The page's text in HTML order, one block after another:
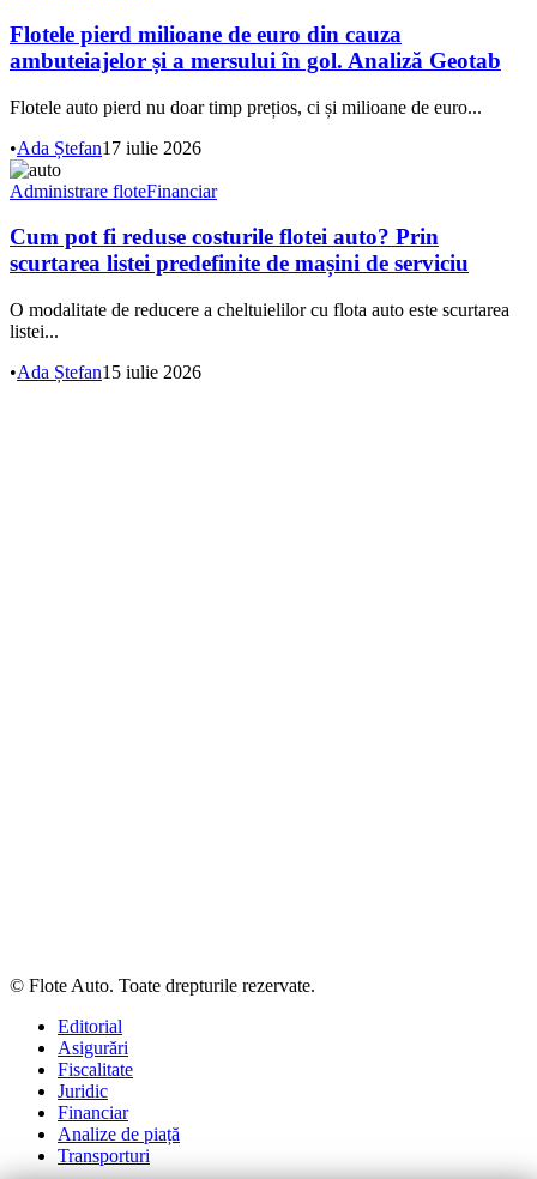
Flotele pierd milioane de euro din cauza
ambuteiajelor și a mersului în gol. Analiză Geotab
Flotele auto pierd nu doar timp prețios, ci și milioane de euro...
•Ada Ștefan17 iulie 2026
Administrare floteFinanciar
Cum pot fi reduse costurile flotei auto? Prin
scurtarea listei predefinite de mașini de serviciu
O modalitate de reducere a cheltuielilor cu flota auto este scurtarea
listei...
•Ada Ștefan15 iulie 2026
© Flote Auto. Toate drepturile rezervate.
Editorial
Asigurări
Fiscalitate
Juridic
Financiar
Analize de piață
Transporturi